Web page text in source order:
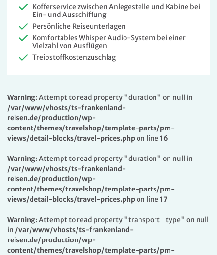
Kofferservice zwischen Anlegestelle und Kabine bei
Ein- und Ausschiffung
Persönliche Reiseunterlagen
Komfortables Whisper Audio-System bei einer
Vielzahl von Ausflügen
Treibstoffkostenzuschlag
Warning: Attempt to read property "duration" on null in
/var/www/vhosts/ts-frankenland-
reisen.de/production/wp-
content/themes/travelshop/template-parts/pm-
views/detail-blocks/travel-prices.phpon line 16
Warning: Attempt to read property "duration" on null in
/var/www/vhosts/ts-frankenland-
reisen.de/production/wp-
content/themes/travelshop/template-parts/pm-
views/detail-blocks/travel-prices.phpon line 17
Warning: Attempt to read property "transport_type" on null
in /var/www/vhosts/ts-frankenland-
reisen.de/production/wp-
content/themes/travelshop/template-parts/pm-